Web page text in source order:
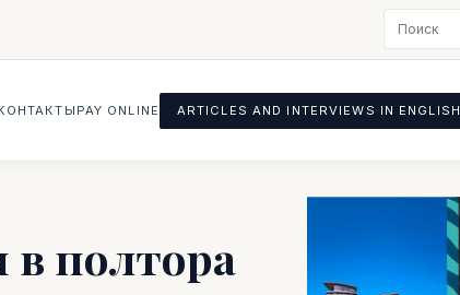
PAY ONLINE ARTICLES AND INTERVIEWS IN ENGLISH
в полтора